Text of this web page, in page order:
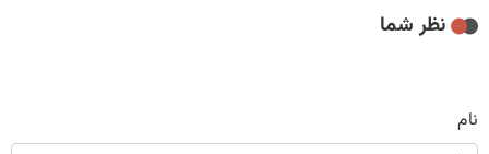
نظر شما
نام